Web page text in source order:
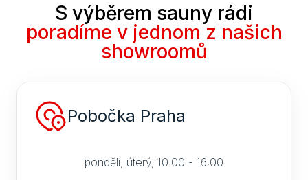
S výběrem sauny rádi
poradíme v jednom z našich
showroomů
Pobočka Praha
pondělí, úterý, 10:00 - 16:00